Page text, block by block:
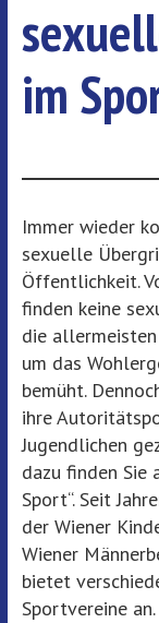
im
Immer wieder
sexuelle
Öffentlichkeit.
finden keine
die
um das
bemüht.
ihre
Jugendlichen
dazu finden Sie
Sport“. Seit
der Wiener
Wiener
bietet
Sportvereine an.